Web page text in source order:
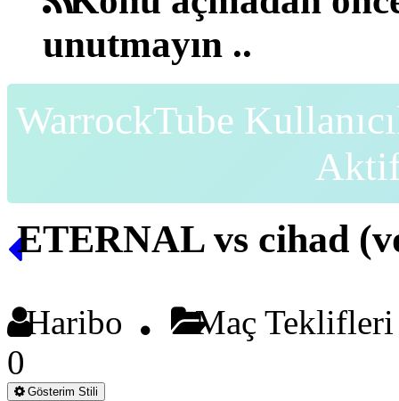
unutmayın ..
WarrockTube
ETERNAL vs cihad
Haribo
Maç
0
Gösterim Stili